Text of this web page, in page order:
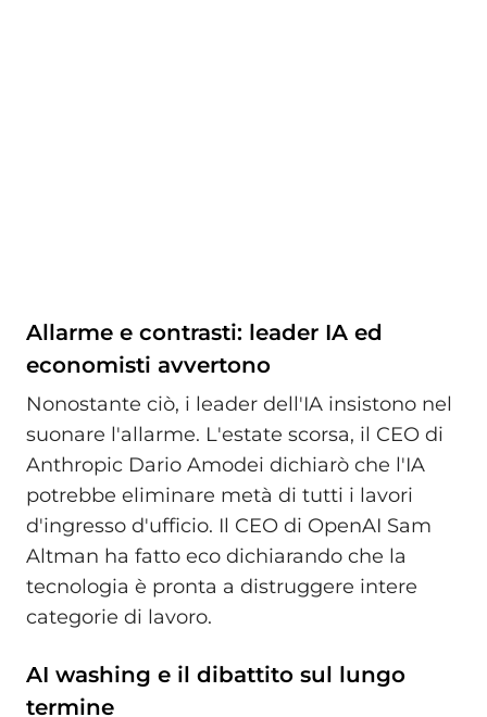
Allarme e contrasti: leader IA ed
economisti avvertono
Nonostante ciò, i leader dell'IA insistono nel
suonare l'allarme. L'estate scorsa, il CEO di
Anthropic Dario Amodei dichiarò che l'IA
potrebbe eliminare metà di tutti i lavori
d'ingresso d'ufficio. Il CEO di OpenAI Sam
Altman ha fatto eco dichiarando che la
tecnologia è pronta a distruggere intere
categorie di lavoro.
AI washing e il dibattito sul lungo
termine